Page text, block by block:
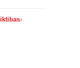
iktibas-